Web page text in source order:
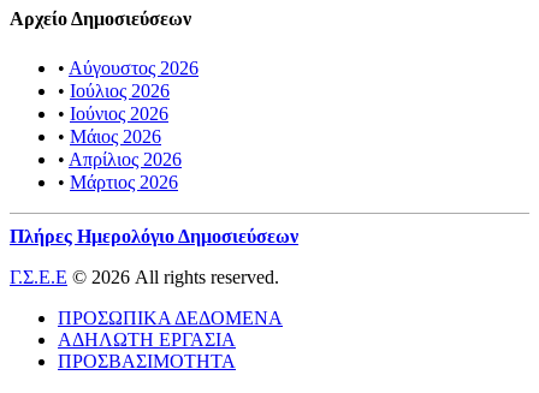
Αρχείο Δημοσιεύσεων
• Αύγουστος 2026
• Ιούλιος 2026
• Ιούνιος 2026
• Μάιος 2026
• Απρίλιος 2026
• Μάρτιος 2026
Πλήρες Ημερολόγιο Δημοσιεύσεων
Γ.Σ.Ε.Ε © 2026 All rights reserved.
ΠΡΟΣΩΠΙΚΑ ΔΕΔΟΜΕΝΑ
ΑΔΗΛΩΤΗ ΕΡΓΑΣΙΑ
ΠΡΟΣΒΑΣΙΜΟΤΗΤΑ